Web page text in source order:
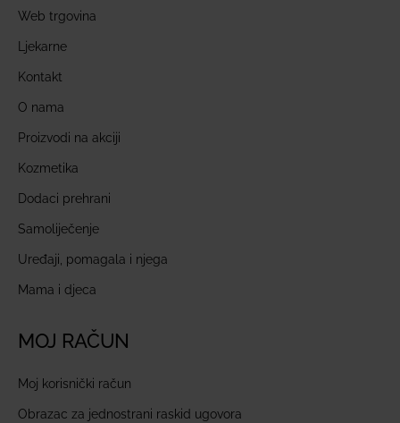
Web trgovina
Ljekarne
Kontakt
O nama
Proizvodi na akciji
Kozmetika
Dodaci prehrani
Samoliječenje
Uređaji, pomagala i njega
Mama i djeca
MOJ RAČUN
Moj korisnički račun
Obrazac za jednostrani raskid ugovora